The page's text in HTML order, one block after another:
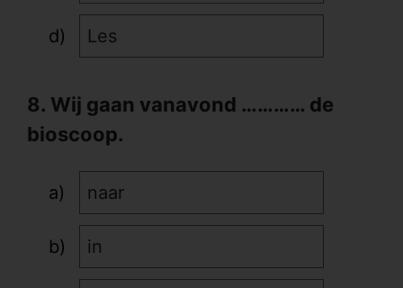
Les
8. Wij gaan vanavond ………… de
bioscoop.
naar
in